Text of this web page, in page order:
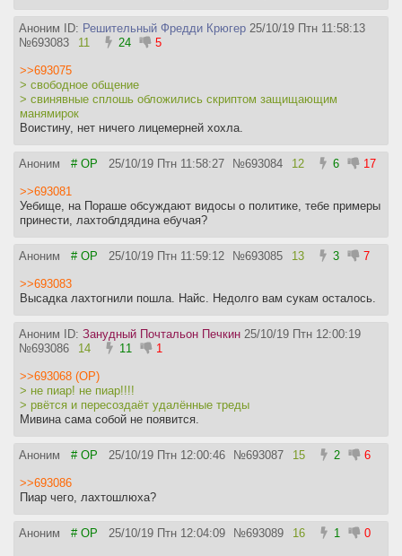
Аноним ID: Решительный Фредди Крюгер 25/10/19 Птн 11:58:13
№693083 11 24 5
>>693075
> свободное общение
> свинявные сплошь обложились скриптом защищающим
манямирок
Воистину, нет ничего лицемерней хохла.
Аноним # OP 25/10/19 Птн 11:58:27 №693084 12 6 17
>>693081
Уебище, на Пораше обсуждают видосы о политике, тебе примеры
принести, лахтоблдядина ебучая?
Аноним # OP 25/10/19 Птн 11:59:12 №693085 13 3 7
>>693083
Высадка лахтогнили пошла. Найс. Недолго вам сукам осталось.
Аноним ID: Занудный Почтальон Печкин 25/10/19 Птн 12:00:19
№693086 14 11 1
>>693068 (OP)
> не пиар! не пиар!!!!
> рвётся и пересоздаёт удалённые треды
Мивина сама собой не появится.
Аноним # OP 25/10/19 Птн 12:00:46 №693087 15 2 6
>>693086
Пиар чего, лахтошлюха?
Аноним # OP 25/10/19 Птн 12:04:09 №693089 16 1 0